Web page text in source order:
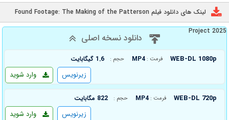
لینک های دانلود فیلم Found Footage: The Making of the Patterson
Project 2025
دانلود نسخه اصلی
WEB-DL 1080p فرمت : MP4 حجم : 1.6 گیگابایت
وارد شوید زیرنویس
WEB-DL 720p فرمت : MP4 حجم : 822 مگابایت
وارد شوید زیرنویس